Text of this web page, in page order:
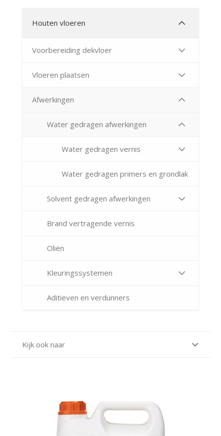
Houten vloeren
Voorbereiding dekvloer
Vloeren plaatsen
Afwerkingen
Water gedragen afwerkingen
Water gedragen vernis
Water gedragen primers en grondlak
Solvent gedragen afwerkingen
Brand vertragende vernis
Oliën
Kleuringssystemen
Aditieven en verdunners
Kijk ook naar